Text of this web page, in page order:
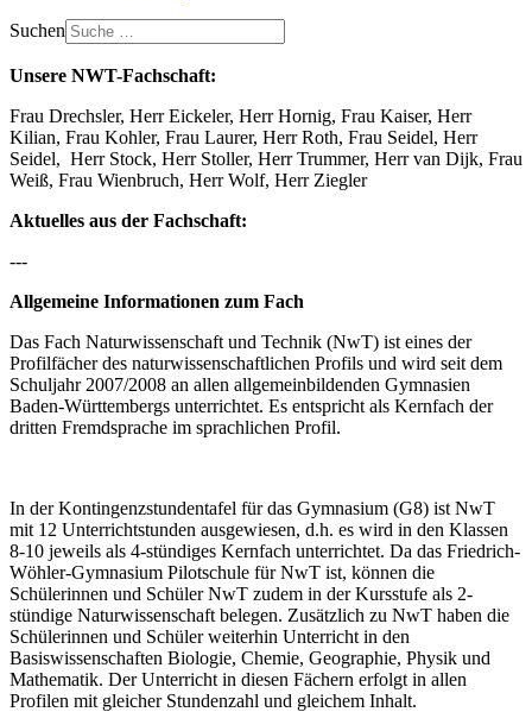
Suchen
Unsere NWT-Fachschaft:
Frau Drechsler, Herr Eickeler, Herr Hornig, Frau Kaiser, Herr
Kilian, Frau Kohler, Frau Laurer, Herr Roth, Frau Seidel, Herr
Seidel, Herr Stock, Herr Stoller, Herr Trummer, Herr van Dijk, Frau
Weiß, Frau Wienbruch, Herr Wolf, Herr Ziegler
Aktuelles aus der Fachschaft:
---
Allgemeine Informationen zum Fach
Das Fach Naturwissenschaft und Technik (NwT) ist eines der
Profilfächer des naturwissenschaftlichen Profils und wird seit dem
Schuljahr 2007/2008 an allen allgemeinbildenden Gymnasien
Baden-Württembergs unterrichtet. Es entspricht als Kernfach der
dritten Fremdsprache im sprachlichen Profil.
In der Kontingenzstundentafel für das Gymnasium (G8) ist NwT
mit 12 Unterrichtstunden ausgewiesen, d.h. es wird in den Klassen
8-10 jeweils als 4-stündiges Kernfach unterrichtet. Da das Friedrich-
Wöhler-Gymnasium Pilotschule für NwT ist, können die
Schülerinnen und Schüler NwT zudem in der Kursstufe als 2-
stündige Naturwissenschaft belegen. Zusätzlich zu NwT haben die
Schülerinnen und Schüler weiterhin Unterricht in den
Basiswissenschaften Biologie, Chemie, Geographie, Physik und
Mathematik. Der Unterricht in diesen Fächern erfolgt in allen
Profilen mit gleicher Stundenzahl und gleichem Inhalt.